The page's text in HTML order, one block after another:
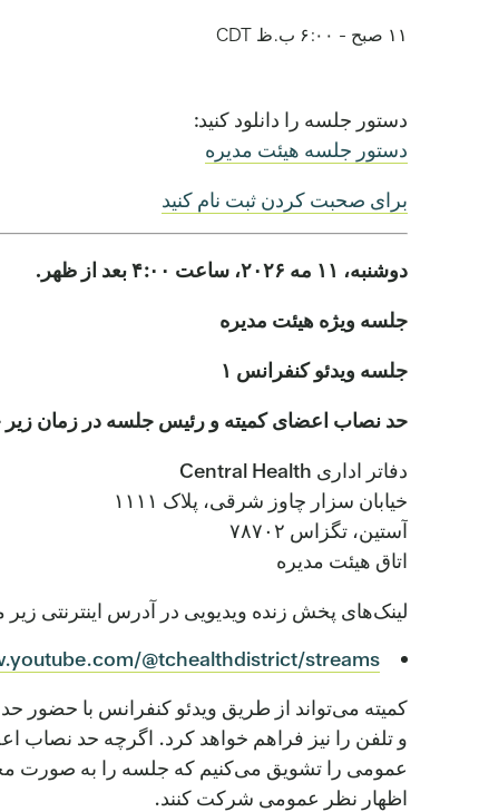
۱۱ صبح - ۶:۰۰ ب.ظ CDT
دستور جلسه را دانلود کنید:
دستور جلسه هیئت مدیره
برای صحبت کردن ثبت نام کنید
دوشنبه، ۱۱ مه ۲۰۲۶، ساعت ۴:۰۰ بعد از ظهر.
جلسه ویژه هیئت مدیره
جلسه ویدئو کنفرانس ۱
حد نصاب اعضای کمیته و رئیس جلسه در زمان
دفاتر اداری Central Health
خیابان سزار چاوز شرقی، پلاک ۱۱۱۱
آستین، تگزاس ۷۸۷۰۲
اتاق هیئت مدیره
لینک‌های پخش زنده ویدیویی در آدرس اینترنتی
@tchealthdistrict/streams
کمیته می‌تواند از طریق ویدئو کنفرانس با
و تلفن را نیز فراهم خواهد کرد. اگرچه حد نصاب
عمومی را تشویق می‌کنیم که جلسه را به صورت
اظهار نظر عمومی شرکت کنند.